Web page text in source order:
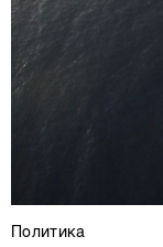
Политика